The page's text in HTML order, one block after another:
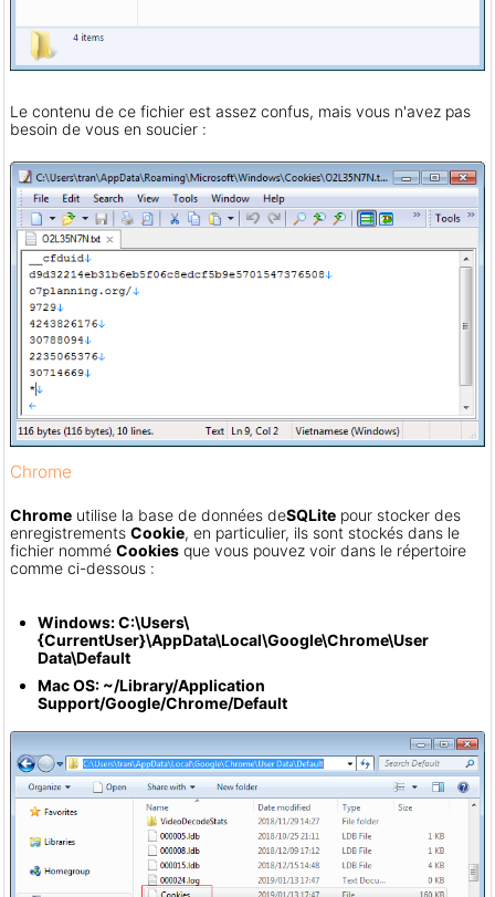
Le contenu de ce fichier est assez confus, mais vous n'avez pas
besoin de vous en soucier :
Chrome
Chrome utilise la base de données deSQLite pour stocker des
enregistrements Cookie, en particulier, ils sont stockés dans le
fichier nommé Cookies que vous pouvez voir dans le répertoire
comme ci-dessous :
Windows: C:\Users\
{CurrentUser}\AppData\Local\Google\Chrome\User
Data\Default
Mac OS: ~/Library/Application
Support/Google/Chrome/Default